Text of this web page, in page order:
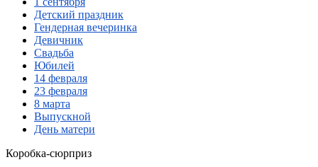
Детский праздник
Гендерная вечеринка
Девичник
Свадьба
Юбилей
14 февраля
23 февраля
8 марта
Выпускной
День матери
Коробка-сюрприз